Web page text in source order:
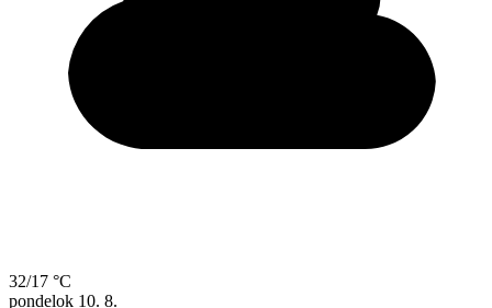
32/17 °C
pondelok 10. 8.